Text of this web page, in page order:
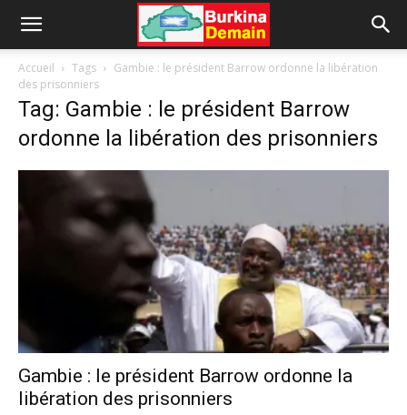
Accueil Tags
Gambie : le président Barrow ordonne la libération
des prisonniers
Tag: Gambie : le président Barrow
ordonne la libération des prisonniers
Gambie : le président Barrow ordonne la
libération des prisonniers